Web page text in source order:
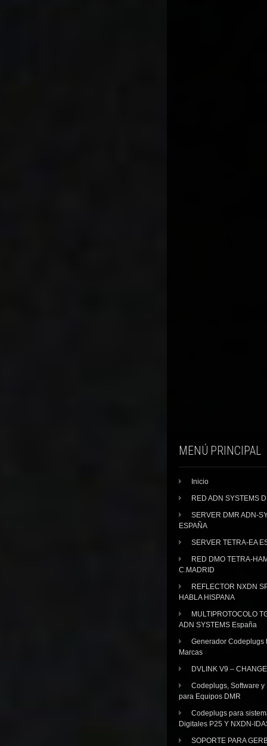
MENÚ PRINCIPAL
Inicio
RED ADN SYSTEMS
SERVER DMR ADN-
ESPAÑA
SERVER TETRA-EA
RED DMO TETRA-
C.MADRID
REFLECTOR NXDN
HABLA HISPANA
MULTIPROTOCOLO
ADN SYSTEMS España
Generador Codeplugs
Marcas
DVLINK V9 –
Codeplugs, Software y
para Equipos DMR
Codeplugs para
Digitales P25 Y NXDN-
SOPORTE PARA